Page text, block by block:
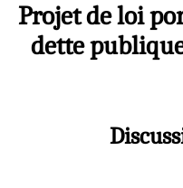
Projet de loi
dette